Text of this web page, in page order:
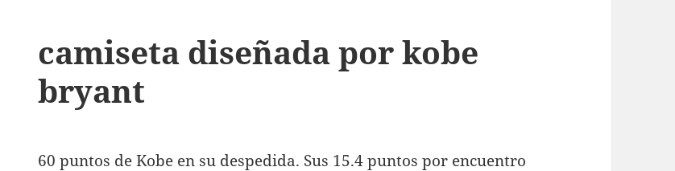
camiseta diseñada por kobe
bryant
60 puntos de Kobe en su despedida. Sus 15.4 puntos por encuentro